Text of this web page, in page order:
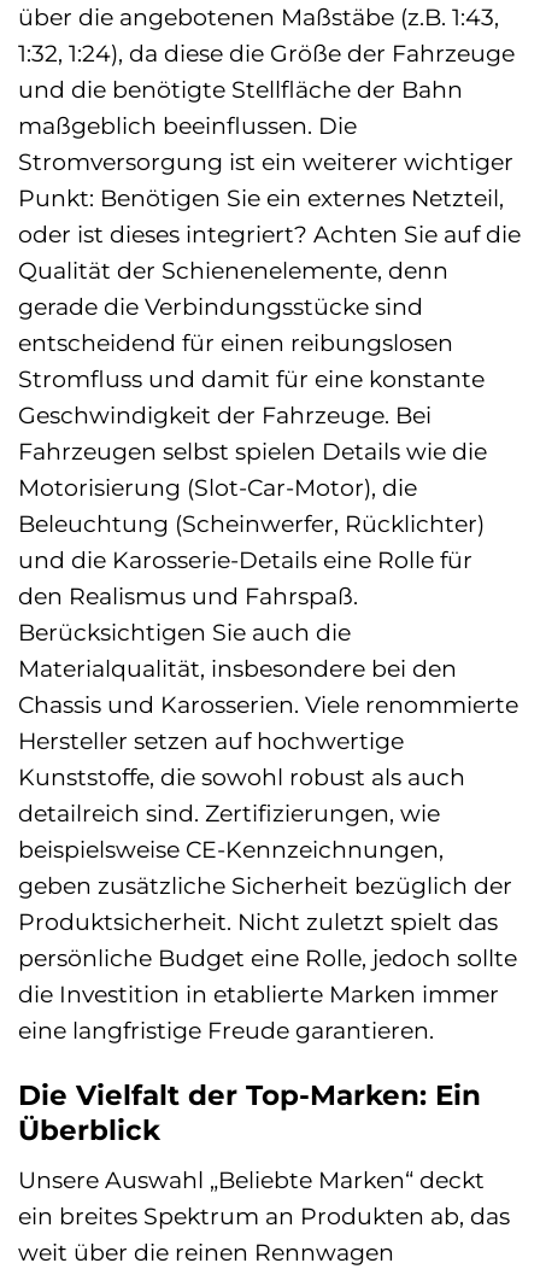
über die angebotenen Maßstäbe (z.B. 1:43,
1:32, 1:24), da diese die Größe der Fahrzeuge
und die benötigte Stellfläche der Bahn
maßgeblich beeinflussen. Die
Stromversorgung ist ein weiterer wichtiger
Punkt: Benötigen Sie ein externes Netzteil,
oder ist dieses integriert? Achten Sie auf die
Qualität der Schienenelemente, denn
gerade die Verbindungsstücke sind
entscheidend für einen reibungslosen
Stromfluss und damit für eine konstante
Geschwindigkeit der Fahrzeuge. Bei
Fahrzeugen selbst spielen Details wie die
Motorisierung (Slot-Car-Motor), die
Beleuchtung (Scheinwerfer, Rücklichter)
und die Karosserie-Details eine Rolle für
den Realismus und Fahrspaß.
Berücksichtigen Sie auch die
Materialqualität, insbesondere bei den
Chassis und Karosserien. Viele renommierte
Hersteller setzen auf hochwertige
Kunststoffe, die sowohl robust als auch
detailreich sind. Zertifizierungen, wie
beispielsweise CE-Kennzeichnungen,
geben zusätzliche Sicherheit bezüglich der
Produktsicherheit. Nicht zuletzt spielt das
persönliche Budget eine Rolle, jedoch sollte
die Investition in etablierte Marken immer
eine langfristige Freude garantieren.
Die Vielfalt der Top-Marken: Ein
Überblick
Unsere Auswahl „Beliebte Marken“ deckt
ein breites Spektrum an Produkten ab, das
weit über die reinen Rennwagen